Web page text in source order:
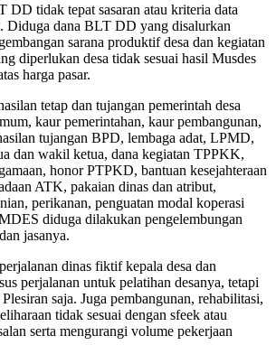
DD tidak tepat sasaran atau kriteria data
Diduga dana BLT DD yang disalurkan
sarana produktif desa dan kegiatan
diperlukan desa tidak sesuai hasil Musdes
harga pasar.
tetap dan tujangan pemerintah desa
kaur pemerintahan, kaur pembangunan,
tujangan BPD, lembaga adat, LPMD,
dan wakil ketua, dana kegiatan TPPKK,
honor PTPKD, bantuan kesejahteraan
ATK, pakaian dinas dan atribut,
perikanan, penguatan modal koperasi
diduga dilakukan pengelembungan
jasanya.
dinas fiktif kepala desa dan
perjalanan untuk pelatihan desanya, tetapi
saja. Juga pembangunan, rehabilitasi,
tidak sesuai dengan sfeek atau
serta mengurangi volume pekerjaan